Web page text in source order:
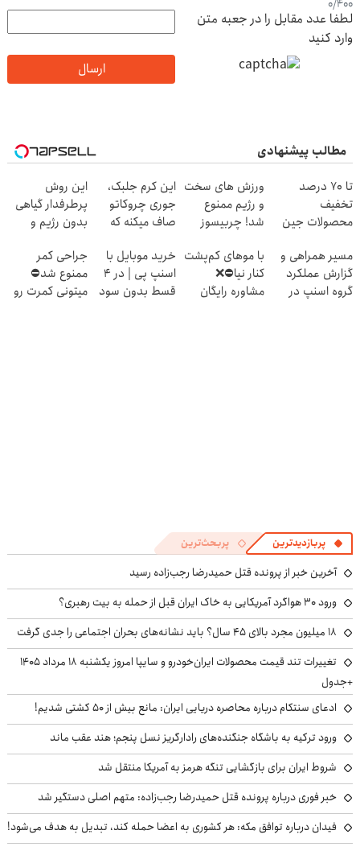
0/400
لطفا عدد مقابل را در جعبه متن
وارد کنید
ارسال
مطالب پیشنهادی
تا 70 درصد
تخفیف
محصولات جین
4 قسط
ورزش های سخت
و رژیم ممنوع
شد! چربیسوز
شد(موجودی
محدود)
این کرم جلبک،
جوری چروکاتو
صاف میکنه که
کردی!(تخفیف
ویژه)
این روش
پرطرفدار گیاهی
بدون رژیم و
میکنه
مسیر همراهی و
گزارش عملکرد
گروه اسنپ در
با موهای کم‌پشت
کنار نیا⛔️❌
مشاوره رایگان
خرید موبایل با
اسنپ پی | در ۴
قسط بدون سود
جراحی کمر
ممنوع شد⛔
میتونی کمرت رو
پربازدیدترین پربحث‌ترین
آخرین خبر از پرونده قتل حمیدرضا رجب‌زاده رسید
ورود ۳۰ هواگرد آمریکایی به خاک ایران قبل از حمله به بیت رهبری؟
۱۸ میلیون مجرد بالای ۴۵ سال؟ باید نشانه‌های بحران اجتماعی را جدی گرفت
تغییرات تند قیمت محصولات ایران‌خودرو و سایپا امروز یکشنبه ۱۸ مرداد ۱۴۰۵
+جدول
ادعای سنتکام درباره محاصره دریایی ایران: مانع بیش از ۵۰ کشتی شدیم!
ورود ترکیه به باشگاه جنگنده‌های رادارگریز نسل پنجم؛ هند عقب ماند
شروط ایران برای بازگشایی تنگه هرمز به آمریکا منتقل شد
خبر فوری درباره پرونده قتل حمیدرضا رجب‌زاده: متهم اصلی دستگیر شد
فیدان درباره توافق مکه: هر کشوری به اعضا حمله کند، تبدیل به هدف می‌شود!